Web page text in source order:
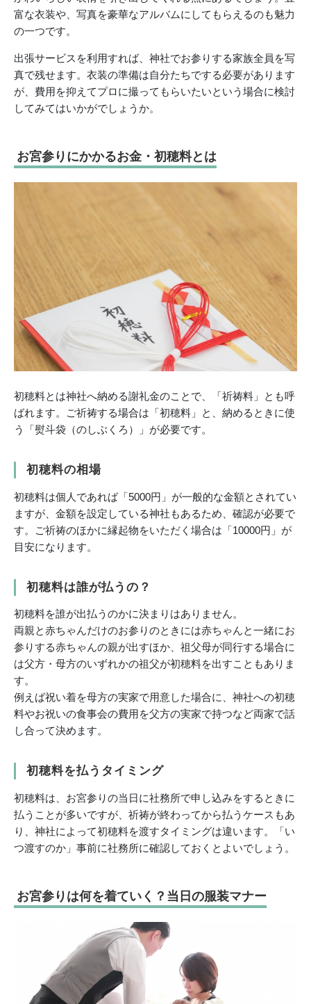
富な衣装や、写真を豪華なアルバムにしてもらえるのも魅力
の一つです。
出張サービスを利用すれば、神社でお参りする家族全員を写
真で残せます。衣装の準備は自分たちでする必要があります
が、費用を抑えてプロに撮ってもらいたいという場合に検討
してみてはいかがでしょうか。
お宮参りにかかるお金・初穂料とは
初穂料とは神社へ納める謝礼金のことで、「祈祷料」とも呼
ばれます。ご祈祷する場合は「初穂料」と、納めるときに使
う「熨斗袋（のしぶくろ）」が必要です。
初穂料の相場
初穂料は個人であれば「5000円」が一般的な金額とされてい
ますが、金額を設定している神社もあるため、確認が必要で
す。ご祈祷のほかに縁起物をいただく場合は「10000円」が
目安になります。
初穂料は誰が払うの？
初穂料を誰が出払うのかに決まりはありません。
両親と赤ちゃんだけのお参りのときには赤ちゃんと一緒にお
参りする赤ちゃんの親が出すほか、祖父母が同行する場合に
は父方・母方のいずれかの祖父が初穂料を出すこともありま
す。
例えば祝い着を母方の実家で用意した場合に、神社への初穂
料やお祝いの食事会の費用を父方の実家で持つなど両家で話
し合って決めます。
初穂料を払うタイミング
初穂料は、お宮参りの当日に社務所で申し込みをするときに
払うことが多いですが、祈祷が終わってから払うケースもあ
り、神社によって初穂料を渡すタイミングは違います。「い
つ渡すのか」事前に社務所に確認しておくとよいでしょう。
お宮参りは何を着ていく？当日の服装マナー